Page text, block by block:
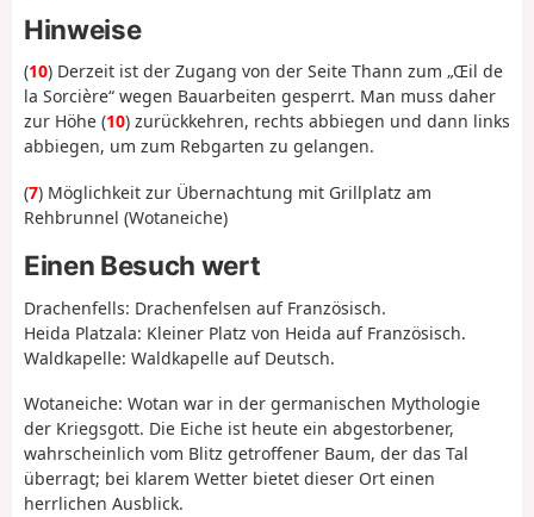
Hinweise
(10) Derzeit ist der Zugang von der Seite Thann zum „Œil de
la Sorcière“ wegen Bauarbeiten gesperrt. Man muss daher
zur Höhe (10) zurückkehren, rechts abbiegen und dann links
abbiegen, um zum Rebgarten zu gelangen.
(7) Möglichkeit zur Übernachtung mit Grillplatz am
Rehbrunnel (Wotaneiche)
Einen Besuch wert
Drachenfells: Drachenfelsen auf Französisch.
Heida Platzala: Kleiner Platz von Heida auf Französisch.
Waldkapelle: Waldkapelle auf Deutsch.
Wotaneiche: Wotan war in der germanischen Mythologie
der Kriegsgott. Die Eiche ist heute ein abgestorbener,
wahrscheinlich vom Blitz getroffener Baum, der das Tal
überragt; bei klarem Wetter bietet dieser Ort einen
herrlichen Ausblick.